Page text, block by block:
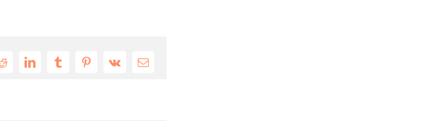
RedditLinkedInTumblrPinterest
Vk Email